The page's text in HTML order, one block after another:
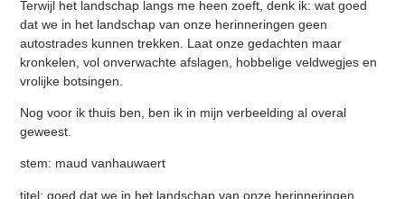
Terwijl het landschap langs me heen zoeft, denk ik: wat goed
dat we in het landschap van onze herinneringen geen
autostrades kunnen trekken. Laat onze gedachten maar
kronkelen, vol onverwachte afslagen, hobbelige veldwegjes en
vrolijke botsingen.
Nog voor ik thuis ben, ben ik in mijn verbeelding al overal
geweest.
stem: maud vanhauwaert
titel: goed dat we in het landschap van onze herinneringen